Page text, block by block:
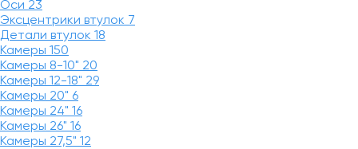
Оси 23
Эксцентрики втулок 7
Детали втулок 18
Камеры 150
Камеры 8-10" 20
Камеры 12-18" 29
Камеры 20" 6
Камеры 24" 16
Камеры 26" 16
Камеры 27,5" 12